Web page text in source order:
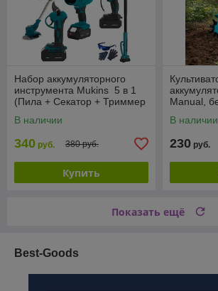
Набор аккумуляторного
инструмента Mukins 5 в 1
(Пила + Секатор + Триммер
Высоторез)
В наличии
340 руб. 380 руб.
Купить
Manual,
В наличии
230 руб.
Показать ещё
Best-Goods